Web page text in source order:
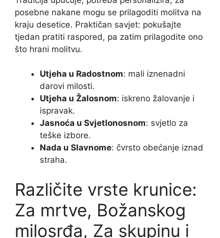
posebne nakane mogu se prilagoditi molitva na
kraju desetice. Praktičan savjet: pokušajte
tjedan pratiti raspored, pa zatim prilagodite ono
što hrani molitvu.
Utjeha u Radostnom: mali iznenadni
darovi milosti.
Utjeha u Žalosnom: iskreno žalovanje i
ispravak.
Jasnoća u Svjetlonosnom: svjetlo za
teške izbore.
Nada u Slavnome: čvrsto obećanje iznad
straha.
Različite vrste krunice:
Za mrtve, Božanskog
milosrđa, Za skupinu i